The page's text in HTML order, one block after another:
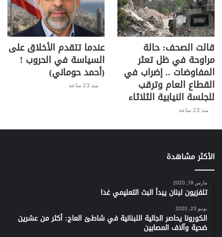
زوجها، راغبا في الساعة الثالثة فجرا إجراء
محادثات” وسريعا اقتنع الزوج، فاشترته
الحكومة بمبلغ 150 ألف دولار.
https://www.youtube.com/watch?
v=VOA4ozBaTsk&feature=emb_title
F
a
c
e
b
o
o
k
w
itt
er
h
p
p
el
m
in
o
k
h
قالت الصحف: حالة
مراوحة في ظل تعثر
المفاوضات .. إضراب في
القطاع العام وترقب
للجلسة النيابية الثلاثاء
منذ 23 ساعة
عندما تتقدم الأخلاق على
السياسة في الحروب !
(أحمد حوماني)
منذ 23 ساعة
الأكثر مشاهدة
مارس 19, 2020
تلفزيون لبنان يبدأ البث التعليمي غدا
يونيو 23, 2020
الكورونا يحاصر الجالية اللبنانية في شاطئ العاج: أكثر من عشرين
ضحية وآلاف المصابين